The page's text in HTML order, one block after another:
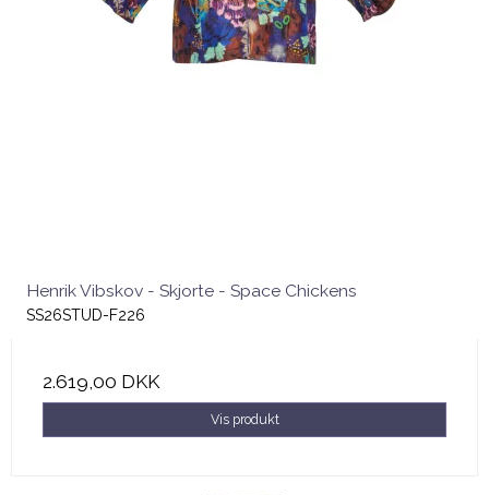
Henrik Vibskov - Skjorte - Space Chickens
SS26STUD-F226
2.619,00 DKK
Vis produkt